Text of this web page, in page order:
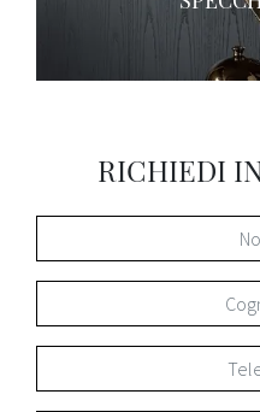
RICHIEDI